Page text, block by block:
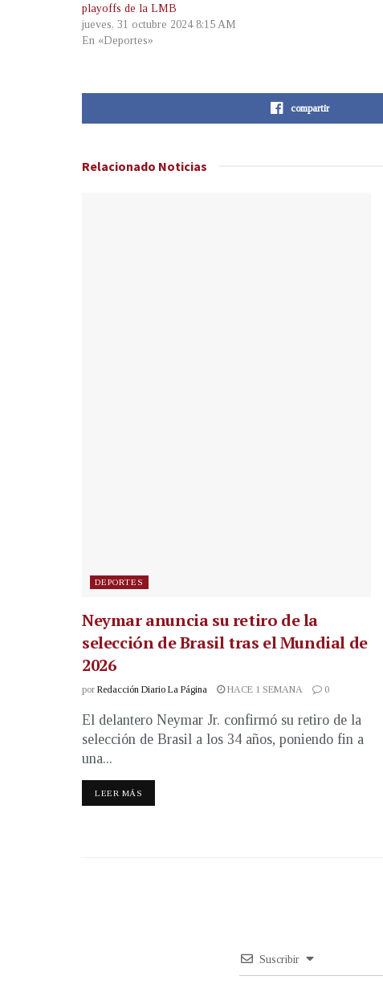
playoffs de la LMB
jueves, 31 octubre 2024 8:15 AM
En «Deportes»
compartir
Relacionado Noticias
DEPORTES
Neymar anuncia su retiro de la
selección de Brasil tras el Mundial de
2026
por Redacción Diario La Página HACE 1 SEMANA 0
El delantero Neymar Jr. confirmó su retiro de la
selección de Brasil a los 34 años, poniendo fin a
una...
LEER MÁS
Suscribir